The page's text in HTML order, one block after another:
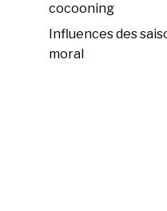
cocooning
Influences des
moral